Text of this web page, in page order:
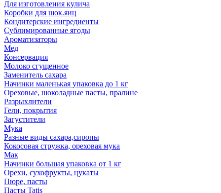
Для изготовления кулича
Коробки для шок.яиц
Кондитерские ингредиенты
Сублимированные ягоды
Ароматизаторы
Мед
Консервация
Молоко сгущенное
Заменитель сахара
Начинки маленькая упаковка до 1 кг
Ореховые, шоколадные пасты, пралине
Разрыхлители
Гели, покрытия
Загустители
Мука
Разные виды сахара,сиропы
Кокосовая стружка, ореховая мука
Мак
Начинки большая упаковка от 1 кг
Орехи, сухофрукты, цукаты
Пюре, пасты
Пасты Tatis